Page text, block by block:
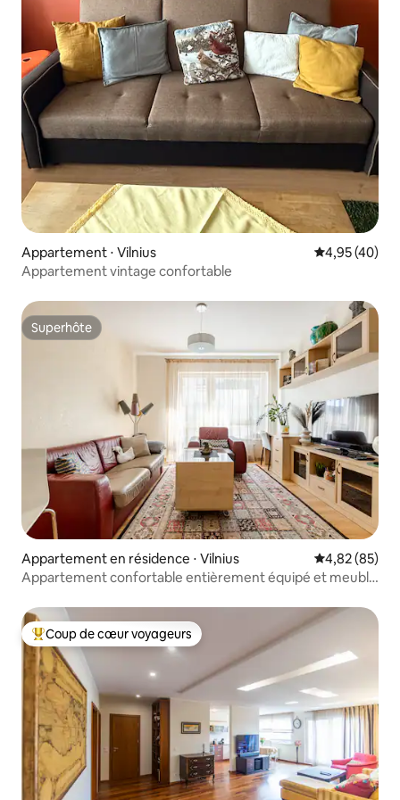
Appartement ⋅ Vilnius Évaluation
4,95 (40)
Appartement vintage confortable
Superhôte
Superhôte
Appartement en résidence ⋅ Vilnius Évaluation
4,82 (85)
Appartement confortable entièrement équipé et meublé
Coups de cœur voyageurs les plus appréciés
Coup de cœur voyageurs